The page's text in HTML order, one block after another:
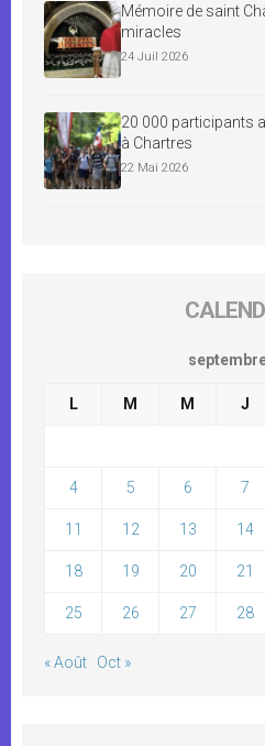
Mémoire de saint
miracles
24 Juil 2026
20 000 participants
à Chartres
22 Mai 2026
L M M J
4 5 6 7
11 12 13 14
18 19 20 21
25 26 27 28
« Août Oct »